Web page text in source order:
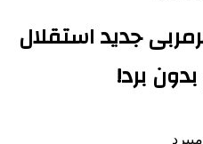
جدید استقلال